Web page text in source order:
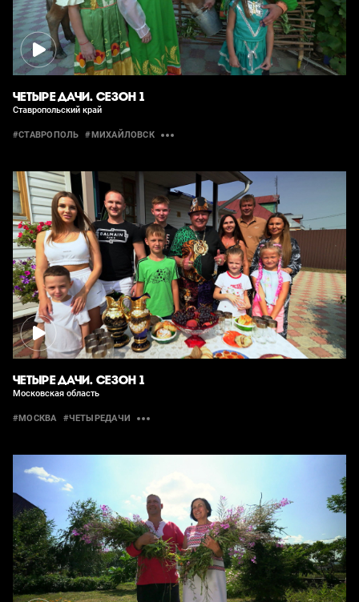
ЧЕТЫРЕ ДАЧИ. СЕЗОН 1
Ставропольский край
#СТАВРОПОЛЬ #МИХАЙЛОВСК
ЧЕТЫРЕ ДАЧИ. СЕЗОН 1
Московская область
#МОСКВА #ЧЕТЫРЕДАЧИ